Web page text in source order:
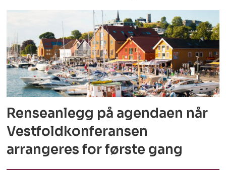
Renseanlegg på agendaen når
Vestfoldkonferansen
arrangeres for første gang